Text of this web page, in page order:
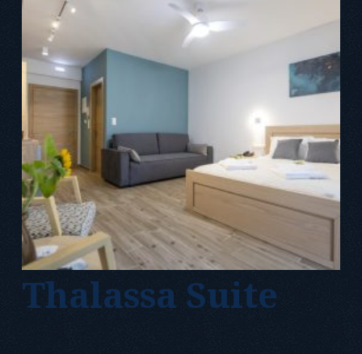
Thalassa Suite